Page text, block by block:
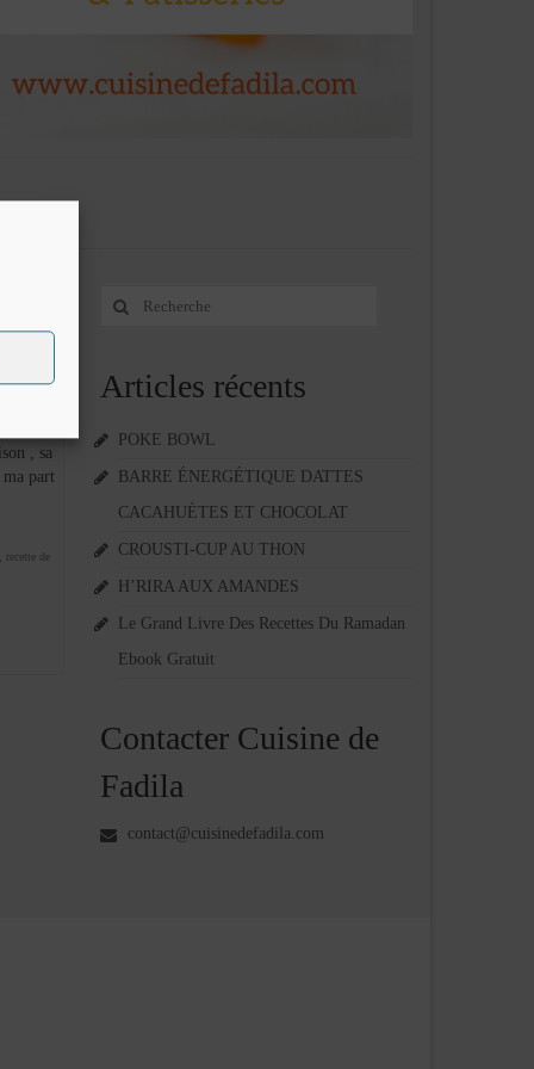
DÉC 2015
, sa
part
recette de
Rechercher
Articles récents
POKE BOWL
BARRE ÉNERGÉTIQUE DATTES
CACAHUÈTES ET CHOCOLAT
CROUSTI-CUP AU THON
H’RIRA AUX AMANDES
Le Grand Livre Des Recettes Du Ramadan
Ebook Gratuit
Contacter Cuisine de
Fadila
contact@cuisinedefadila.com